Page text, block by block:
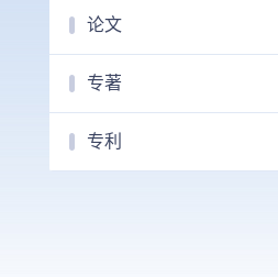
论文
专著
专利